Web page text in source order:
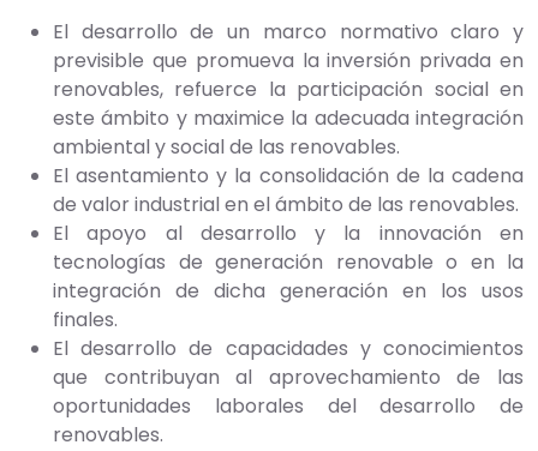
El desarrollo de un marco normativo claro y
previsible que promueva la inversión privada en
renovables, refuerce la participación social en
este ámbito y maximice la adecuada integración
ambiental y social de las renovables.
El asentamiento y la consolidación de la cadena
de valor industrial en el ámbito de las renovables.
El apoyo al desarrollo y la innovación en
tecnologías de generación renovable o en la
integración de dicha generación en los usos
finales.
El desarrollo de capacidades y conocimientos
que contribuyan al aprovechamiento de las
oportunidades laborales del desarrollo de
renovables.